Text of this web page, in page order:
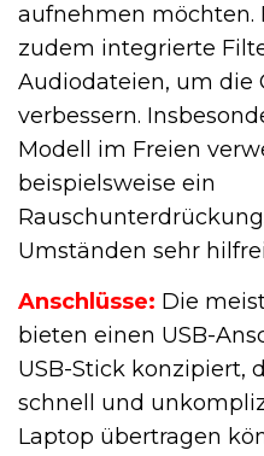
aufnehmen möchten.
zudem integrierte
Audiodateien, um die
verbessern.
Modell im Freien
beispielsweise ein
Umständen sehr
Anschlüsse: Die
bieten einen USB-
USB-Stick konzipiert,
schnell und
Laptop übertragen